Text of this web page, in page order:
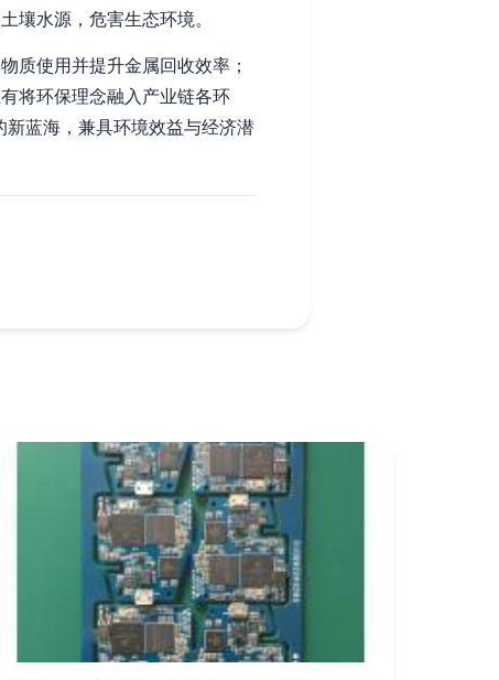
水源，危害生态环境。
质使用并提升金属回收效率；
将环保理念融入产业链各环
蓝海，兼具环境效益与经济潜